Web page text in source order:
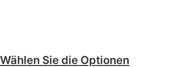
Wählen Sie die Optionen